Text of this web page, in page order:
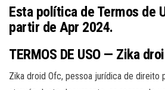
Esta política de Termos de
partir de Apr 2024.
TERMOS DE USO — Zika
Zika droid Ofc, pessoa jurídica de direito